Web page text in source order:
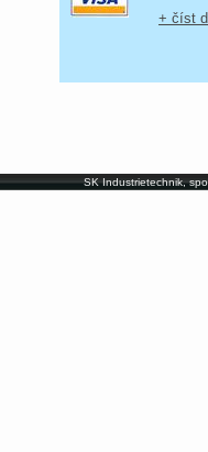
+ číst
SK Industrietechnik,